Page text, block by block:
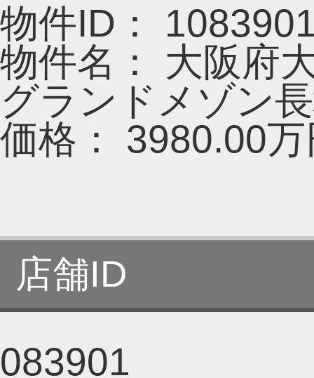
物件ID：
物件名： 大阪府
グランドメゾン
価格： 3980.00
店舗ID
083901